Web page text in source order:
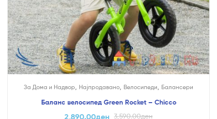
За Дома и Надвор Најпродавано Велосипеди Балансери
Баланс велосипед Green Rocket – Chicco
3,590.00ден
2,890.00ден